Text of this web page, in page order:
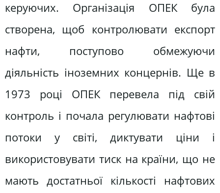
керуючих. Організація ОПЕК була
створена, щоб контролювати експорт
нафти, поступово обмежуючи
діяльність іноземних концернів. Ще в
1973 році ОПЕК перевела під свій
контроль і почала регулювати нафтові
потоки у світі, диктувати ціни і
використовувати тиск на країни, що не
мають достатньої кількості нафтових